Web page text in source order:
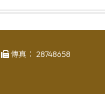
傳真： 28748658